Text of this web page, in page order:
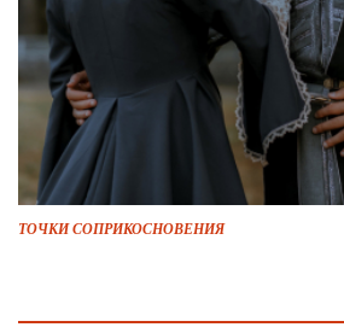
ТОЧКИ СОПРИКОСНОВЕНИЯ